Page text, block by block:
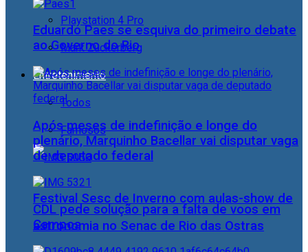
Playstation 4 Pro
Mark Zuckerberg
Entretenimento
Todos
Famosos
Festival Sesc de Inverno com aulas-show de
astronomia no Senac de Rio das Ostras
Eduardo Paes se esquiva do primeiro debate
ao Governo do Rio
Após meses de indefinição e longe do
plenário, Marquinho Bacellar vai disputar vaga
de deputado federal
CDL pede solução para a falta de voos em
Campos